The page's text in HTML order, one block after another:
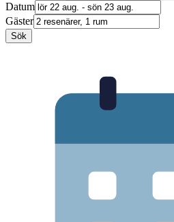
Datum
Gäster
Sök